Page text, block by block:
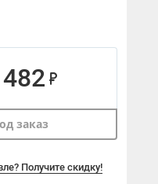
заказ
Получите скидку!